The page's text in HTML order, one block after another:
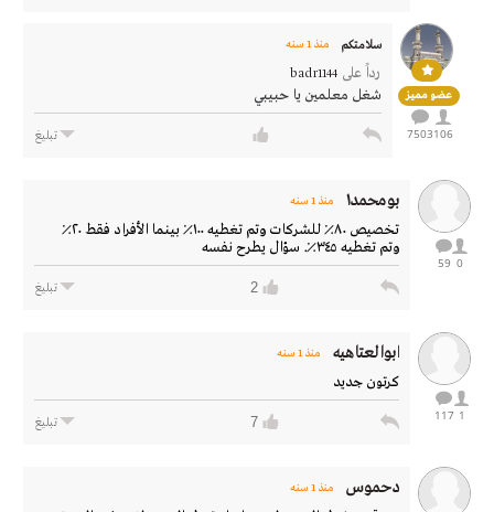
عضو مميز
106
7503
سلامتكم منذ 1 سنه
رداً على badr1144
شغل معلمين يا حبيبي
تبليغ
0
59
بومحمد١ منذ 1 سنه
تخصيص ٨٠٪ للشركات وتم تغطيه ١٠٠٪ بينما الأفراد فقط ٢٠٪
وتم تغطيه ٣٤٥٪. سؤال يطرح نفسه
2 تبليغ
1
117
ابوالعتاهيه منذ 1 سنه
كرتون جديد
7 تبليغ
دحموس منذ 1 سنه